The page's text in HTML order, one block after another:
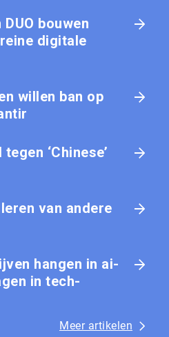
bouwen
digitale
willen ban op
‘Chinese’
van andere
hangen in ai-
in tech-
Meer artikelen